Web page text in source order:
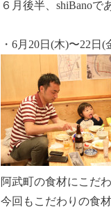
６月後半、shiBanoで
・6月20日(木)〜22
阿武町の食材にこだ
今回もこだわりの食